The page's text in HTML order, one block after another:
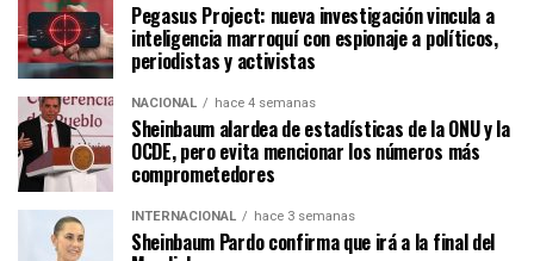
Pegasus Project: nueva investigación vincula a
inteligencia marroquí con espionaje a políticos,
periodistas y activistas
NACIONAL hace 4 semanas
Sheinbaum alardea de estadísticas de la ONU y la
OCDE, pero evita mencionar los números más
comprometedores
INTERNACIONAL hace 3 semanas
Sheinbaum Pardo confirma que irá a la final del